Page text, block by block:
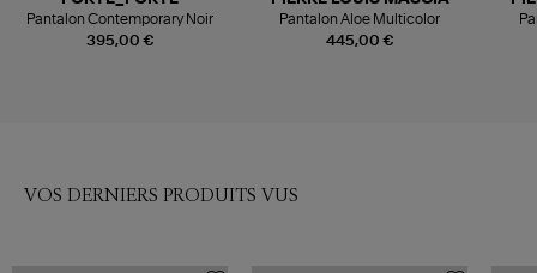
395,00 €
Pantalon Contemporary Noir
445,00 €
Pantalon Aloe Multicolor
VOS DERNIERS PRODUITS VUS